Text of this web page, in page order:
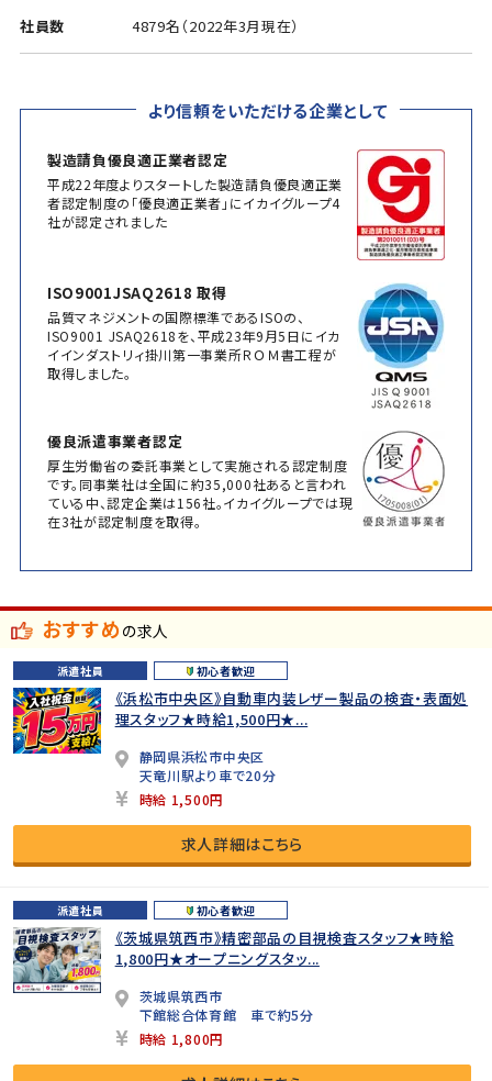
社員数 4879名（2022年3月現在）
より信頼をいただける企業として
製造請負優良適正業者認定
平成22年度よりスタートした製造請負優良適正業
者認定制度の「優良適正業者」にイカイグループ4
社が認定されました
ISO9001JSAQ2618 取得
品質マネジメントの国際標準であるISOの、
ISO9001 JSAQ2618を、平成23年9月5日にイカ
イインダストリィ掛川第一事業所ＲＯＭ書工程が
取得しました。
優良派遣事業者認定
厚生労働省の委託事業として実施される認定制度
です。同事業社は全国に約35,000社あると言われ
ている中、認定企業は156社。イカイグループでは現
在3社が認定制度を取得。
おすすめの求人
派遣社員 初心者歓迎
《浜松市中央区》自動車内装レザー製品の検査・表面処
理スタッフ★時給1,500円★...
静岡県浜松市中央区
天竜川駅より車で20分
時給 1,500円
求人詳細はこちら
派遣社員 初心者歓迎
《茨城県筑西市》精密部品の目視検査スタッフ★時給
1,800円★オープニングスタッ...
茨城県筑西市
下館総合体育館 車で約5分
時給 1,800円